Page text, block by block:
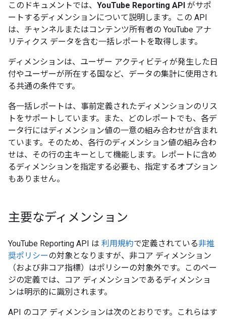
このドキュメントでは、 YouTube Reporting API がサポ
ートするディメンションについて説明します。この API
は、チャンネルまたはコンテンツ所有者の YouTube アナ
リティクス データを含む一括レポートを取得します。
ディメンションは、ユーザー アクティビティが発生した日
付やユーザーが所在する国など、データの集計に使用され
る共通の条件です。
各一括レポートは、事前定義されたディメンションのリス
トをサポートしています。また、どのレポートでも、各デ
ータ行にはディメンション値の一意の組み合わせが含まれ
ています。そのため、各行のディメンション値の組み合わ
せは、その行の主キーとして機能します。レポートに含め
るディメンションを指定する必要も、指定するオプション
もありません。
主要なディメンション
YouTube Reporting API は 利用規約で定義されている非推
奨ポリシーの対象となりますが、非コア ディメンション
（および非コア指標）はポリシーの対象外です。このペー
ジの定義では、コア ディメンションであるディメンショ
ンは明示的に識別されます。
API のコア ディメンションは次のとおりです。これらはす